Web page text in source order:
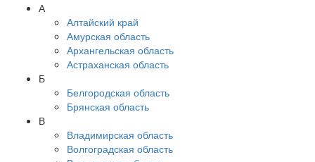
А
Алтайский край
Амурская область
Архангельская область
Астраханская область
Б
Белгородская область
Брянская область
В
Владимирская область
Волгоградская область